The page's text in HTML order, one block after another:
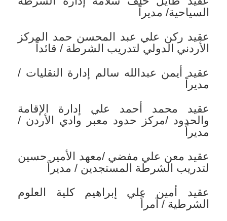
السياحية/ مديراً
عقيد ركن علي عبد المحسن حمد المركز
الأردني الدولي لتدريب الشرطة / قائداً
عقيد أيمن عبدالله سالم إدارة النقليات /
مديراً
عقيد محمد أحمد علي إدارة الإقامة
والحدود /مركز حدود معبر وادي الأردن /
مديراً
عقيد معن علي مفضي /معهد الأمير حسين
لتدريب الشرطة المستجدين / مديراً
عقيد أمين علي إبراهيم كلية العلوم
الشرطية / آمراً